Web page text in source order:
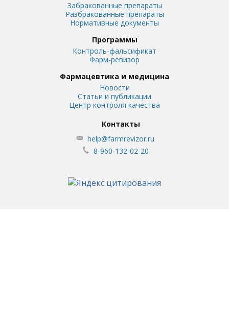
Забракованные препараты
Разбракованные препараты
Нормативные документы
Программы
Контроль-фальсификат
Фарм-ревизор
Фармацевтика и медицина
Новости
Статьи и публикации
Центр контроля качества
Контакты
help@farmrevizor.ru
8-960-132-02-20